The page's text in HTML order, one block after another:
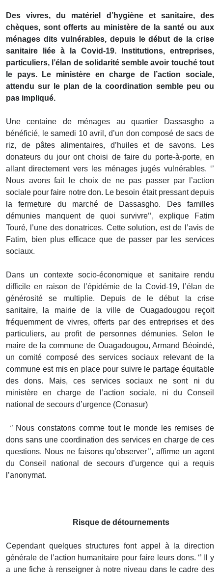
Des vivres, du matériel d’hygiène et sanitaire, des
chèques, sont offerts au ministère de la santé ou aux
ménages dits vulnérables, depuis le début de la crise
sanitaire liée à la Covid-19. Institutions, entreprises,
particuliers, l’élan de solidarité semble avoir touché tout
le pays. Le ministère en charge de l’action sociale,
attendu sur le plan de la coordination semble peu ou
pas impliqué.
Une centaine de ménages au quartier Dassasgho a
bénéficié, le samedi 10 avril, d’un don composé de sacs de
riz, de pâtes alimentaires, d’huiles et de savons. Les
donateurs du jour ont choisi de faire du porte-à-porte, en
allant directement vers les ménages jugés vulnérables. ‘’
Nous avons fait le choix de ne pas passer par l’action
sociale pour faire notre don. Le besoin était pressant depuis
la fermeture du marché de Dassasgho. Des familles
démunies manquent de quoi survivre’’, explique Fatim
Touré, l’une des donatrices. Cette solution, est de l’avis de
Fatim, bien plus efficace que de passer par les services
sociaux.
Dans un contexte socio-économique et sanitaire rendu
difficile en raison de l’épidémie de la Covid-19, l’élan de
générosité se multiplie. Depuis de le début la crise
sanitaire, la mairie de la ville de Ouagadougou reçoit
fréquemment de vivres, offerts par des entreprises et des
particuliers, au profit de personnes démunies. Selon le
maire de la commune de Ouagadougou, Armand Béoindé,
un comité composé des services sociaux relevant de la
commune est mis en place pour suivre le partage équitable
des dons. Mais, ces services sociaux ne sont ni du
ministère en charge de l’action sociale, ni du Conseil
national de secours d’urgence (Conasur)
‘’ Nous constatons comme tout le monde les remises de
dons sans une coordination des services en charge de ces
questions. Nous ne faisons qu’observer’’, affirme un agent
du Conseil national de secours d’urgence qui a requis
l’anonymat.
Risque de détournements
Cependant quelques structures font appel à la direction
générale de l’action humanitaire pour faire leurs dons. ‘’ Il y
a une fiche à renseigner à notre niveau dans le cadre des